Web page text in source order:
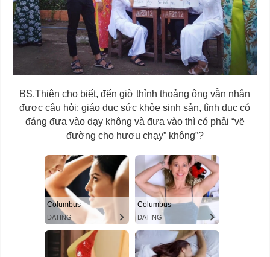
BS.Thiên cho biết, đến giờ thỉnh thoảng ông vẫn nhận
được câu hỏi: giáo dục sức khỏe sinh sản, tình dục có
đáng đưa vào dạy không và đưa vào thì có phải “vẽ
đường cho hươu chạy” không”?